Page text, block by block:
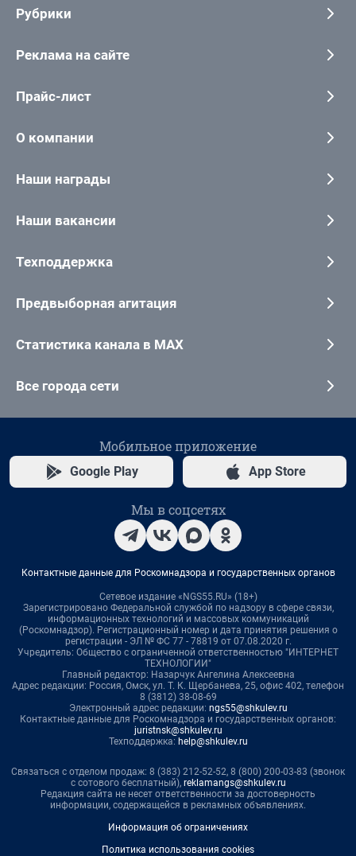
Рубрики
Реклама на сайте
Прайс-лист
О компании
Наши награды
Наши вакансии
Техподдержка
Предвыборная агитация
Статистика канала в MAX
Все города сети
Мобильное приложение
Google Play App Store
Мы в соцсетях
Контактные данные для Роскомнадзора и государственных органов
Сетевое издание «NGS55.RU» (18+)
Зарегистрировано Федеральной службой по надзору в сфере связи,
информационных технологий и массовых коммуникаций
(Роскомнадзор). Регистрационный номер и дата принятия решения о
регистрации - ЭЛ № ФС 77 - 78819 от 07.08.2020 г.
Учредитель: Общество с ограниченной ответственностью "ИНТЕРНЕТ
ТЕХНОЛОГИИ"
Главный редактор: Назарчук Ангелина Алексеевна
Адрес редакции: Россия, Омск, ул. Т. К. Щербанева, 25, офис 402, телефон
8 (3812) 38-08-69
Электронный адрес редакции: ngs55@shkulev.ru
Контактные данные для Роскомнадзора и государственных органов:
juristnsk@shkulev.ru
Техподдержка: help@shkulev.ru
Связаться с отделом продаж: 8 (383) 212-52-52, 8 (800) 200-03-83 (звонок
с сотового бесплатный), reklamangs@shkulev.ru
Редакция сайта не несет ответственности за достоверность
информации, содержащейся в рекламных объявлениях.
Информация об ограничениях
Политика использования cookies